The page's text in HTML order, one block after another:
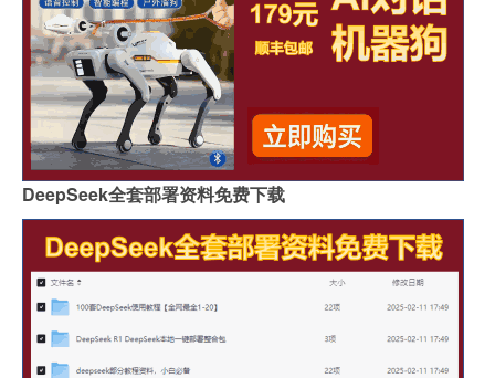
DeepSeek全套部署资料免费下载